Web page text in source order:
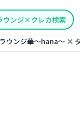
ウンジ×クレカ検索
ラウンジ華〜hana〜 ×